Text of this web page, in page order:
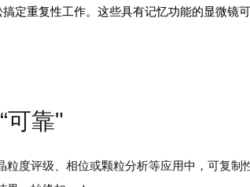
搞定重复性工作。这些具有记忆功能的显微
可靠"
粒度评级、相位或颗粒分析等应用中，可复